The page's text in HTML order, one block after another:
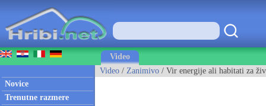
Video
Novice
Trenutne razmere
Video / Zanimivo / Vir energije ali habitati za